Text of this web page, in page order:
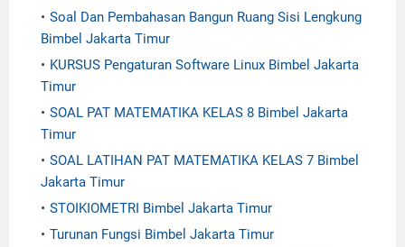
Soal Dan Pembahasan Bangun Ruang Sisi Lengkung
Bimbel Jakarta Timur
KURSUS Pengaturan Software Linux Bimbel Jakarta
Timur
SOAL PAT MATEMATIKA KELAS 8 Bimbel Jakarta
Timur
SOAL LATIHAN PAT MATEMATIKA KELAS 7 Bimbel
Jakarta Timur
STOIKIOMETRI Bimbel Jakarta Timur
Turunan Fungsi Bimbel Jakarta Timur